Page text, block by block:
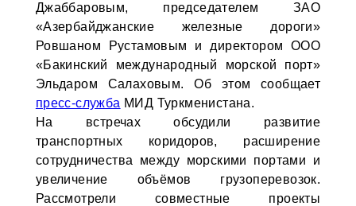
Джаббаровым, председателем ЗАО
«Азербайджанские железные дороги»
Ровшаном Рустамовым и директором ООО
«Бакинский международный морской порт»
Эльдаром Салаховым. Об этом сообщает
пресс-служба МИД Туркменистана.
На встречах обсудили развитие
транспортных коридоров, расширение
сотрудничества между морскими портами и
увеличение объёмов грузоперевозок.
Рассмотрели совместные проекты